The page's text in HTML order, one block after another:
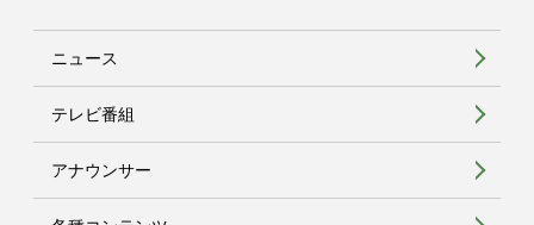
ニュース
テレビ番組
アナウンサー